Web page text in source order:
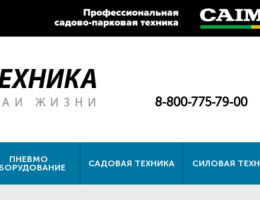
8-800-775-79-00
ПНЕВМО
САДОВАЯ ТЕХНИКА СИЛОВАЯ